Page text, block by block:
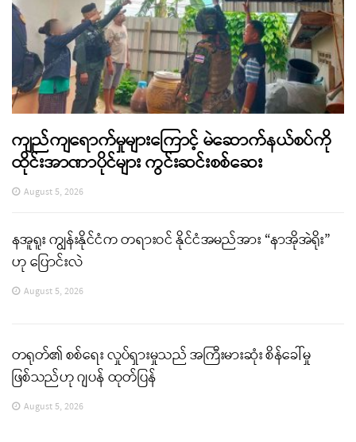
ကျည်ကျရောက်မှုများကြောင့် မဲဆောက်နယ်စပ်ကို
ထိုင်းအာဏာပိုင်များ ကွင်းဆင်းစစ်ဆေး
August 5, 2026
နအူရူး ကျွန်းနိုင်ငံက တရားဝင် နိုင်ငံအမည်အား “နာအိုအဲရိုး”
ဟု ပြောင်းလဲ
August 5, 2026
တရုတ်၏ စစ်ရေး လှုပ်ရှားမှုသည် အကြီးမားဆုံး စိန်ခေါ်မှု
ဖြစ်သည်ဟု ဂျပန် ထုတ်ပြန်
August 5, 2026